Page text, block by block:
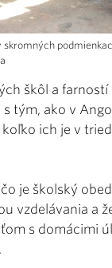
skromných
škôl a farností
tým, ako v
ich je v
je školský obed
vzdelávania a
s domácimi